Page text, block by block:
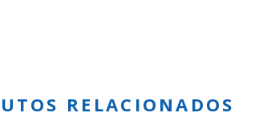
RELACIONADOS